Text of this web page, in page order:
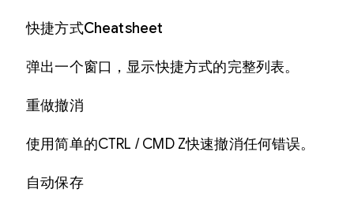
快捷方式Cheatsheet
弹出一个窗口，显示快捷方式的完整列表。
重做撤消
使用简单的CTRL / CMD Z快速撤消任何错误。
自动保存